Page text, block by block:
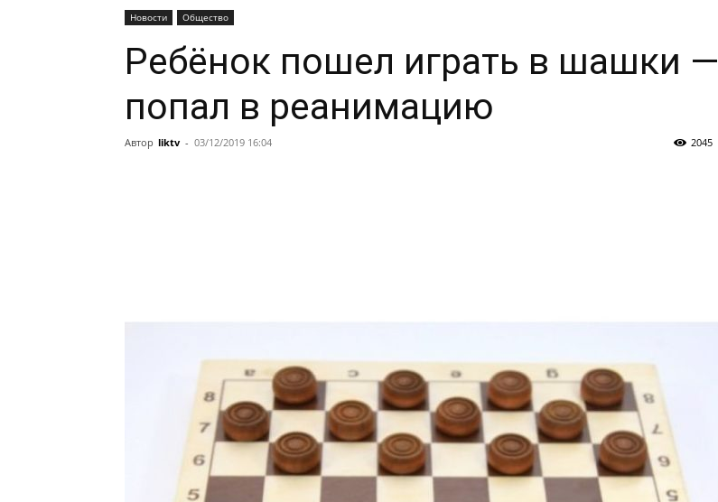
Новости Общество
Ребёнок пошел играть в шашки —
попал в реанимацию
Автор liktv - 03/12/2019 16:04 2045